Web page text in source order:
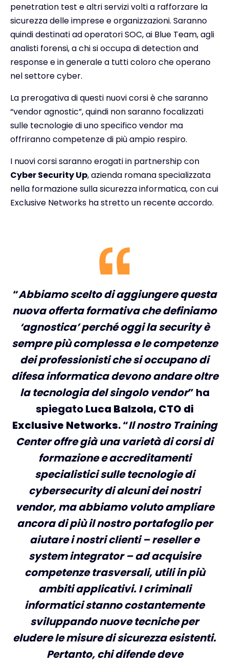
penetration test e altri servizi volti a rafforzare la
sicurezza delle imprese e organizzazioni. Saranno
quindi destinati ad operatori SOC, ai Blue Team, agli
analisti forensi, a chi si occupa di detection and
response e in generale a tutti coloro che operano
nel settore cyber.
La prerogativa di questi nuovi corsi è che saranno
“vendor agnostic”, quindi non saranno focalizzati
sulle tecnologie di uno specifico vendor ma
offriranno competenze di più ampio respiro.
I nuovi corsi saranno erogati in partnership con
Cyber Security Up, azienda romana specializzata
nella formazione sulla sicurezza informatica, con cui
Exclusive Networks ha stretto un recente accordo.
“Abbiamo scelto di aggiungere questa
nuova offerta formativa che definiamo
‘agnostica’ perché oggi la security è
sempre più complessa e le competenze
dei professionisti che si occupano di
difesa informatica devono andare oltre
la tecnologia del singolo vendor” ha
spiegatoLuca Balzola, CTO di
Exclusive Networks. “Il nostro Training
Center offre già una varietà di corsi di
formazione e accreditamenti
specialistici sulle tecnologie di
cybersecurity di alcuni dei nostri
vendor, ma abbiamo voluto ampliare
ancora di più il nostro portafoglio per
aiutare i nostri clienti – reseller e
system integrator – ad acquisire
competenze trasversali, utili in più
ambiti applicativi.I criminali
informatici stanno costantemente
sviluppando nuove tecniche per
eludere le misure di sicurezza esistenti.
Pertanto, chi difende deve